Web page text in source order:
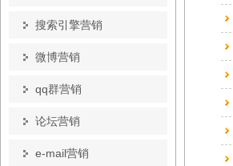
搜索引擎营销
微博营销
qq群营销
论坛营销
e-mail营销